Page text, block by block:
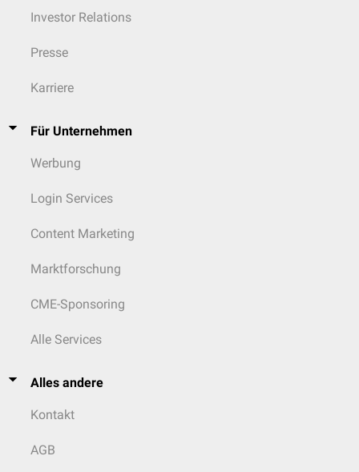
Investor Relations
Presse
Karriere
Für Unternehmen
Werbung
Login Services
Content Marketing
Marktforschung
CME-Sponsoring
Alle Services
Alles andere
Kontakt
AGB